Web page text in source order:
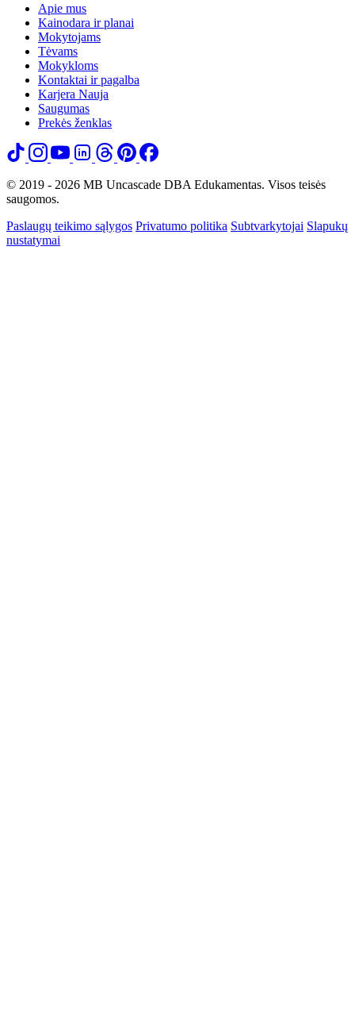
Apie mus
Kainodara ir planai
Mokytojams
Tėvams
Mokykloms
Kontaktai ir pagalba
Karjera Nauja
Saugumas
Prekės ženklas
© 2019 - 2026 MB Uncascade DBA Edukamentas. Visos teisės
saugomos.
Paslaugų teikimo sąlygos Privatumo politika Subtvarkytojai Slapukų
nustatymai